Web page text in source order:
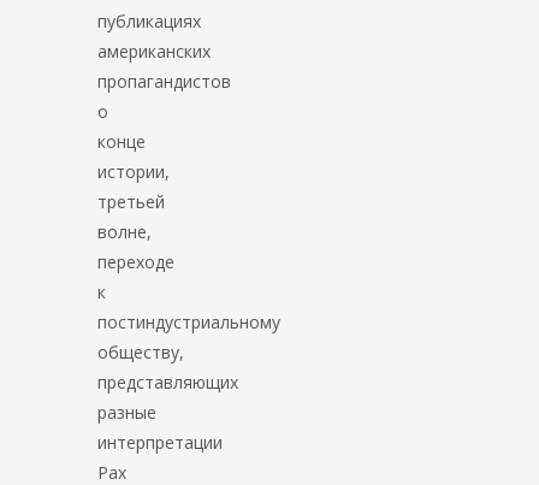
публикациях
американских
пропагандистов
о
конце
истории,
третьей
волне,
переходе
к
постиндустриальному
обществу,
представляющих
разные
интерпретации
Pax